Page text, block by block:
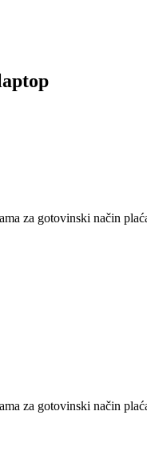
za gotovinski način
za gotovinski način